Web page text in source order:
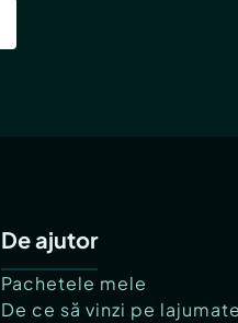
De ajutor
Pachetele mele
De ce să vinzi pe